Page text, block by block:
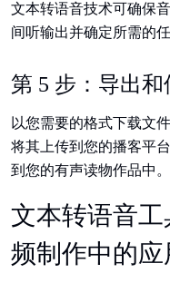
文本转语音技术可确保
间听输出并确定所需的任
第 5 步：导出和
以您需要的格式下载文
将其上传到您的播客平
到您的有声读物作品中。
文本转语音工
频制作中的应